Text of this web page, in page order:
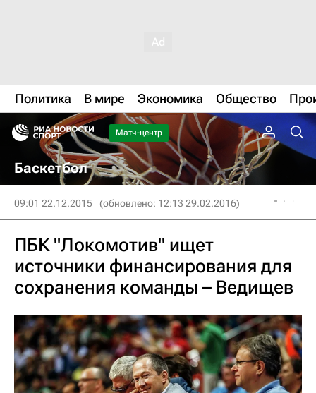
Политика В мире Экономика Общество
Матч-центр
Баскетбол
09:01 22.12.2015 (обновлено: 12:13 29.02.2016)
ПБК "Локомотив" ищет
источники финансирования для
сохранения команды – Ведищев